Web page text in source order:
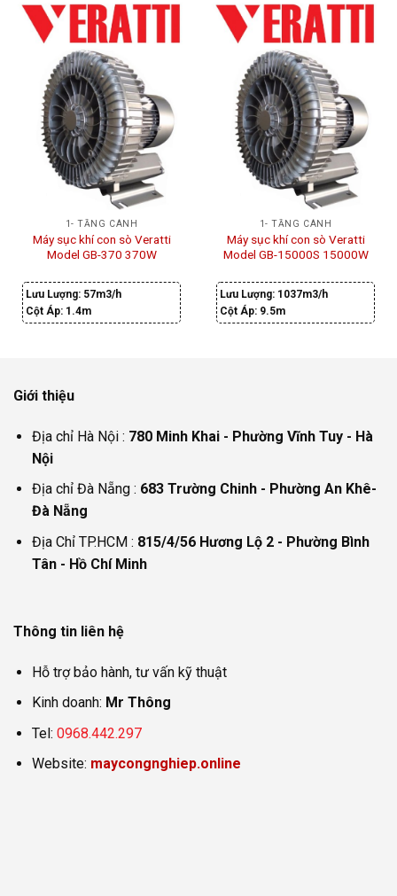
1- TẦNG CÁNH
Máy sục khí con sò Veratti
Model GB-370 370W
Lưu Lượng: 57m3/h
Cột Áp: 1.4m
1- TẦNG CÁNH
Máy sục khí con sò Veratti
Model GB-15000S 15000W
Lưu Lượng: 1037m3/h
Cột Áp: 9.5m
Giới thiệu
Địa chỉ Hà Nội : 780 Minh Khai - Phường Vĩnh Tuy - Hà
Nội
Địa chỉ Đà Nẵng : 683 Trường Chinh - Phường An Khê-
Đà Nẵng
Địa Chỉ TP.HCM : 815/4/56 Hương Lộ 2 - Phường Bình
Tân - Hồ Chí Minh
Thông tin liên hệ
Hỗ trợ bảo hành, tư vấn kỹ thuật
Kinh doanh: Mr Thông
Tel: 0968.442.297
Website: maycongnghiep.online